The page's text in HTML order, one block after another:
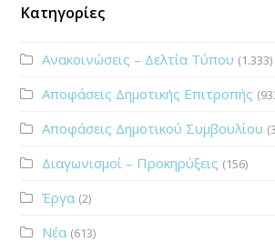
Κατηγορίες
Ανακοινώσεις – Δελτία Τύπου (1.333)
Αποφάσεις Δημοτικής Επιτροπής
Αποφάσεις Δημοτικού Συμβουλίου
Διαγωνισμοί – Προκηρύξεις (156)
Έργα (2)
Νέα (613)